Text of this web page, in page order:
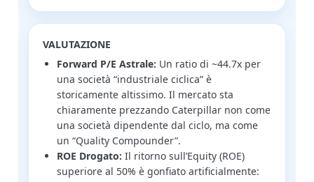
VALUTAZIONE
Forward P/E Astrale: Un ratio di ~44.7x per
una società “industriale ciclica” è
storicamente altissimo. Il mercato sta
chiaramente prezzando Caterpillar non come
una società dipendente dal ciclo, ma come
un “Quality Compounder”.
ROE Drogato: Il ritorno sull’Equity (ROE)
superiore al 50% è gonfiato artificialmente: